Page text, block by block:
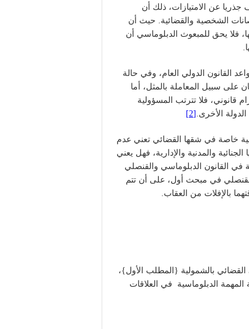
جذريا عن الامتيازات، ذلك أن
الشخصية والقضائية. حيث أن
فلا يحق للمبعوث الدبلوماسي أن
القانون الدولي العام، وفي حالة
على سبيل المعاملة بالمثل، أما
قانوني، فلا تترتب المسؤولية
الأخرى. [2]
خاصة في شقها القضائي تعني عدم
والمدنية والإدارية، فهل يعني
في القانون الدبلوماسي والقنصلي
في مبحث أول، على أن تتم
بالإفلات من العقاب.
بالشمولية {المطلب الأول}،
المهمة الدبلوماسية في العلاقات